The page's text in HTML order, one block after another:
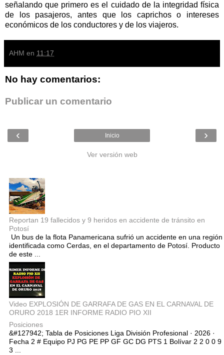
señalando que primero es el cuidado de la integridad física
de los pasajeros, antes que los caprichos o intereses
económicos de los conductores y de los viajeros.
AHM en 11:17
No hay comentarios:
Publicar un comentario
‹ ›
Inicio
Ver versión web
Reportan 19 fallecidos y 9 heridos en accidente de tránsito en
Potosí
Un bus de la flota Panamericana sufrió un accidente en una región
identificada como Cerdas, en el departamento de Potosí. Producto
de este ...
Video EXPLOSIÓN DE GARRAFA DE GAS EN EL CARNAVAL DE
ORURO 2018 1ER INFORME RADIO PIO XII
Posiciones
&#127942; Tabla de Posiciones Liga División Profesional · 2026 ·
Fecha 2 # Equipo PJ PG PE PP GF GC DG PTS 1 Bolívar 2 2 0 0 9
3 ...